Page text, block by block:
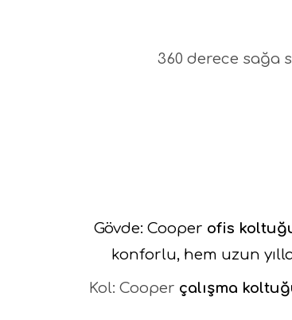
360 derece
Gövde: Cooper ofis
konforlu, hem uzun
Kol: Cooper çalışma